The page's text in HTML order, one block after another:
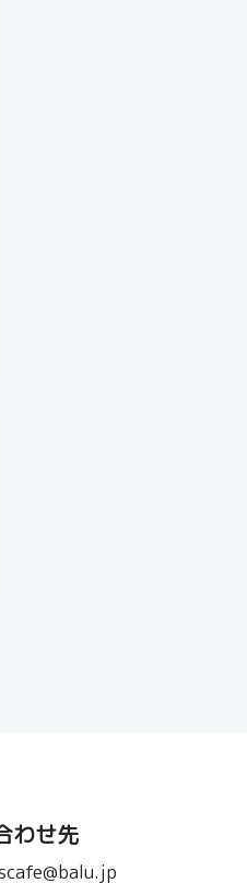
わせ先